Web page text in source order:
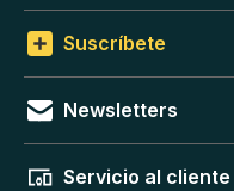
Suscríbete
Newsletters
Servicio al cliente